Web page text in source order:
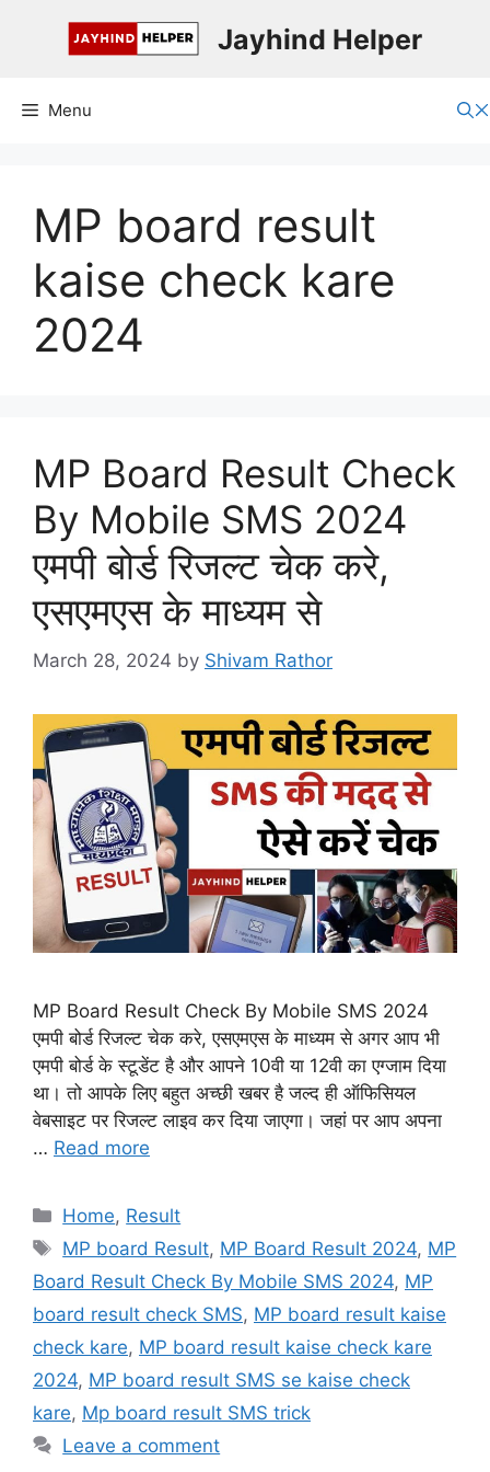
Jayhind Helper
Menu
MP board result
kaise check kare
2024
MP Board Result Check
By Mobile SMS 2024
एमपी बोर्ड रिजल्ट चेक करे,
एसएमएस के माध्यम से
March 28, 2024 by Shivam Rathor
MP Board Result Check By Mobile SMS 2024
एमपी बोर्ड रिजल्ट चेक करे, एसएमएस के माध्यम से अगर आप भी
एमपी बोर्ड के स्टूडेंट है और आपने 10वी या 12वी का एग्जाम दिया
था। तो आपके लिए बहुत अच्छी खबर है जल्द ही ऑफिसियल
वेबसाइट पर रिजल्ट लाइव कर दिया जाएगा। जहां पर आप अपना
… Read more
Categories
Home, Result
Tags
MP board Result, MP Board Result 2024, MP
Board Result Check By Mobile SMS 2024, MP
board result check SMS, MP board result kaise
check kare, MP board result kaise check kare
2024, MP board result SMS se kaise check
kare, Mp board result SMS trick
Leave a comment